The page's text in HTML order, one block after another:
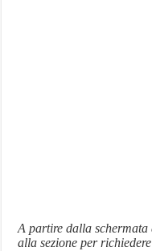
A partire dalla schermata
alla sezione per